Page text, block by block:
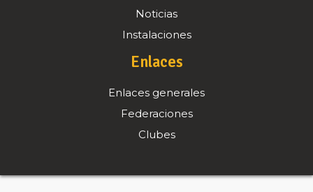
Noticias
Instalaciones
Enlaces
Enlaces generales
Federaciones
Clubes